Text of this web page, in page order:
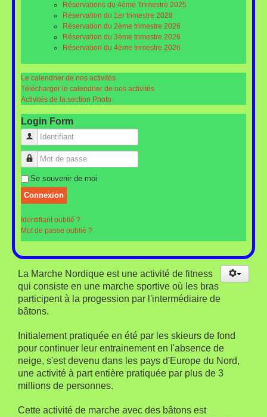
Réservations du 4ème Trimestre 2025
Réservation du 1er trimestre 2026
Réservation du 2ème trimestre 2026
Réservation du 3ème trimestre 2026
Réservation du 4ème trimestre 2026
Le calendrier de nos activités
Télécharger le calendrier de nos activités
Activités de la section Photo
Login Form
Identifiant
Mot de passe
Se souvenir de moi
Connexion
Identifiant oublié ?
Mot de passe oublié ?
La Marche Nordique est une activité de fitness
qui consiste en une marche sportive où les bras
participent à la progession par l'intermédiaire de
bâtons.
Initialement pratiquée en été par les skieurs de fond
pour continuer leur entrainement en l'absence de
neige, s'est devenu dans les pays d'Europe du Nord,
une activité à part entière pratiquée par plus de 3
millions de personnes.
Cette activité de marche avec des bâtons est